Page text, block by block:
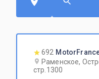
692
Раменское,
стр.1300